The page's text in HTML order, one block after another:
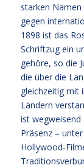
starken Namen
gegen
1898 ist das
Schriftzug ein
gehöre, so die
die über die
gleichzeitig mit
Ländern
ist wegweisend
Präsenz –
Hollywood-